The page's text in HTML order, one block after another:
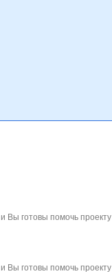
Вы готовы помочь проекту
Вы готовы помочь проекту